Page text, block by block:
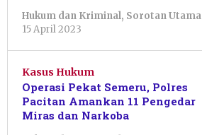
Hukum dan Kriminal, Sorotan Utama
15 April 2023
Kasus Hukum
Operasi Pekat Semeru, Polres
Pacitan Amankan 11 Pengedar
Miras dan Narkoba